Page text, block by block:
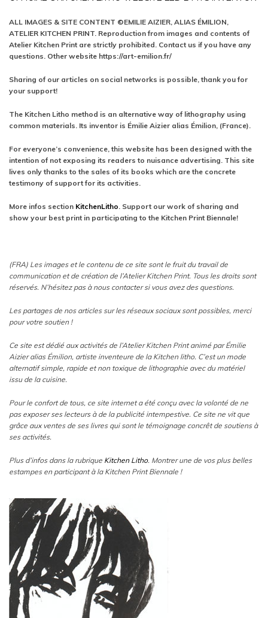
ALL IMAGES & SITE CONTENT ©EMILIE AIZIER, ALIAS ÉMILION,
ATELIER KITCHEN PRINT. Reproduction from images and contents of
Atelier Kitchen Print are strictly prohibited. Contact us if you have any
questions. Other website https://art-emilion.fr/
Sharing of our articles on social networks is possible, thank you for
your support!
The Kitchen Litho method is an alternative way of lithography using
common materials. Its inventor is Émilie Aizier alias Émilion, (France).
For everyone’s convenience, this website has been designed with the
intention of not exposing its readers to nuisance advertising. This site
lives only thanks to the sales of its books which are the concrete
testimony of support for its activities.
More infos section KitchenLitho. Support our work of sharing and
show your best print in participating to the Kitchen Print Biennale!
(FRA) Les images et le contenu de ce site sont le fruit du travail de
communication et de création de l’Atelier Kitchen Print. Tous les droits sont
réservés. N’hésitez pas à nous contacter si vous avez des questions.
Les partages de nos articles sur les réseaux sociaux sont possibles, merci
pour votre soutien !
Ce site est dédié aux activités de l’Atelier Kitchen Print animé par Émilie
Aizier alias Émilion, artiste inventeure de la Kitchen litho. C’est un mode
alternatif simple, rapide et non toxique de lithographie avec du matériel
issu de la cuisine.
Pour le confort de tous, ce site internet a été conçu avec la volonté de ne
pas exposer ses lecteurs à de la publicité intempestive. Ce site ne vit que
grâce aux ventes de ses livres qui sont le témoignage concrêt de soutiens à
ses activités.
Plus d’infos dans la rubrique Kitchen Litho. Montrer une de vos plus belles
estampes en participant à la Kitchen Print Biennale !